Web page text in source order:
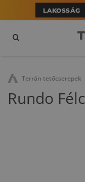
LAKOSSÁG
Terrán tetőcserepek
Rundo